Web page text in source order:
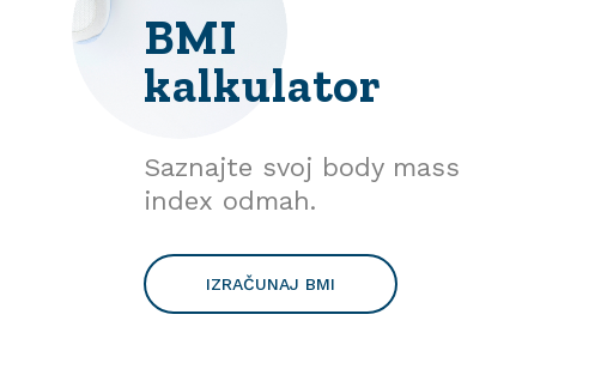
BMI
kalkulator
Saznajte svoj body mass
index odmah.
IZRAČUNAJ BMI